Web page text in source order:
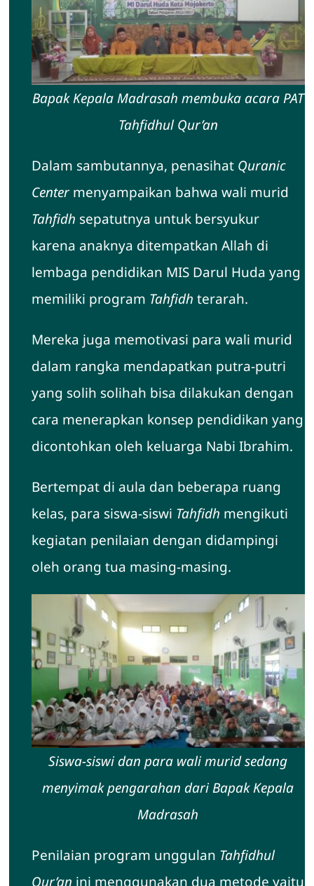
Bapak Kepala Madrasah membuka acara PAT
Tahfidhul Qur’an
Dalam sambutannya, penasihat Quranic
Centermenyampaikan bahwa wali murid
Tahfidh sepatutnya untuk bersyukur
karena anaknya ditempatkan Allah di
lembaga pendidikan MIS Darul Huda yang
memiliki program Tahfidh terarah.
Mereka juga memotivasi para wali murid
dalam rangka mendapatkan putra-putri
yang solih solihah bisa dilakukan dengan
cara menerapkan konsep pendidikan yang
dicontohkan oleh keluarga Nabi Ibrahim.
Bertempat di aula dan beberapa ruang
kelas, para siswa-siswi Tahfidh mengikuti
kegiatan penilaian dengan didampingi
oleh orang tua masing-masing.
Siswa-siswi dan para wali murid sedang
menyimak pengarahan dari Bapak Kepala
Madrasah
Penilaian program unggulan Tahfidhul
Qur’an ini menggunakan dua metode yaitu